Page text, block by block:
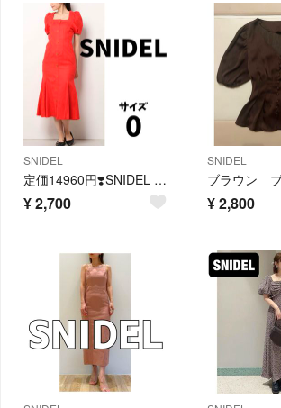
SNIDEL
定価14960円❣️SNIDEL フロントボタン ロング マーメイド ワンピース
¥2,700
SNIDEL
¥2,800